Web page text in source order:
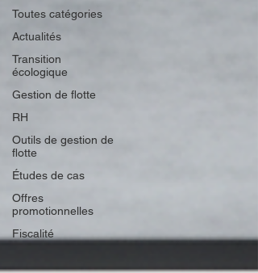
Toutes catégories
Actualités
Transition
écologique
Gestion de flotte
RH
Outils de gestion de
flotte
Études de cas
Offres
promotionnelles
Fiscalité